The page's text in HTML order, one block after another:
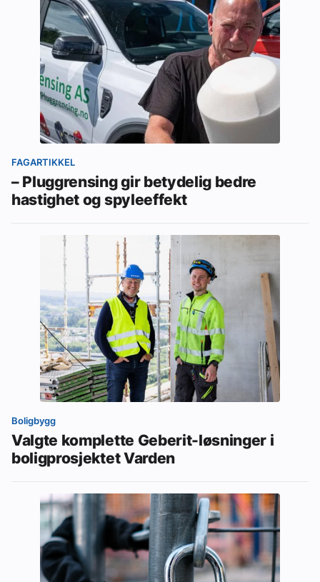
FAGARTIKKEL
– Pluggrensing gir betydelig bedre
hastighet og spyleeffekt
Boligbygg
Valgte komplette Geberit-løsninger i
boligprosjektet Varden